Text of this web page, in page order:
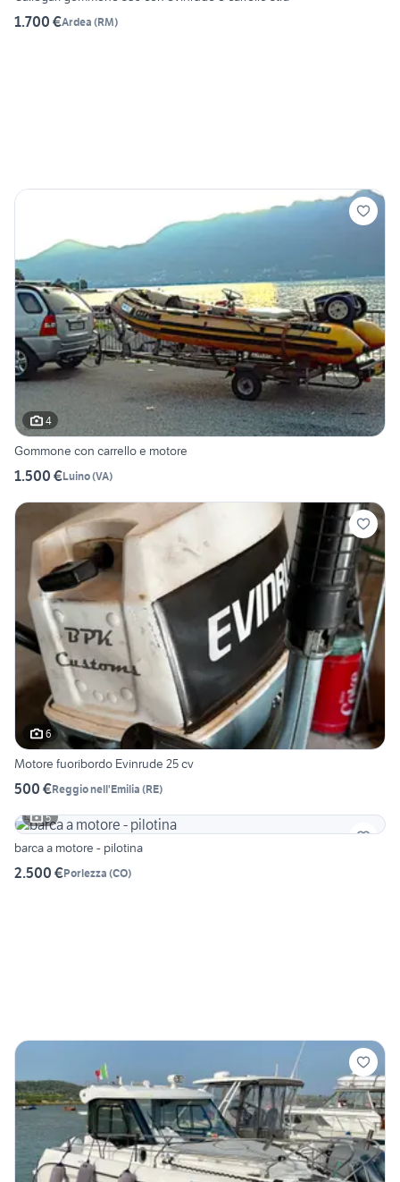
1.700 €Ardea (RM)
4
Gommone con carrello e motore
1.500 €Luino(VA)
6
Motore fuoribordo Evinrude 25 cv
500 €Reggio nell'Emilia (RE)
5
barca a motore - pilotina
2.500 €Porlezza (CO)